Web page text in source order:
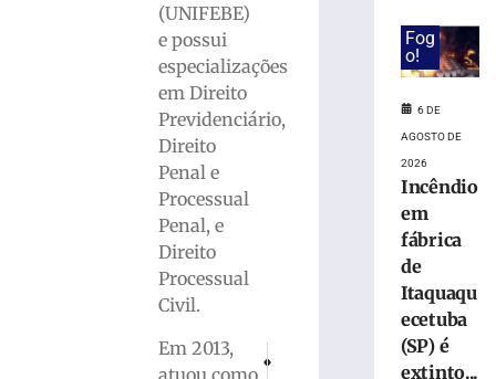
(UNIFEBE)
e possui
especializações
em Direito
Previdenciário,
Direito
Penal e
Processual
Penal, e
Direito
Processual
Civil.
Em 2013,
atuou como
MC Divertida visita a Havan e
Eleições 2024: Vereador eleito Leonardo
candidatos
Brusque
disputar
Fog
o!
6 DE
AGOSTO DE
2026
Incêndio
em
fábrica
de
Itaquaqu
ecetuba
(SP) é
extinto...